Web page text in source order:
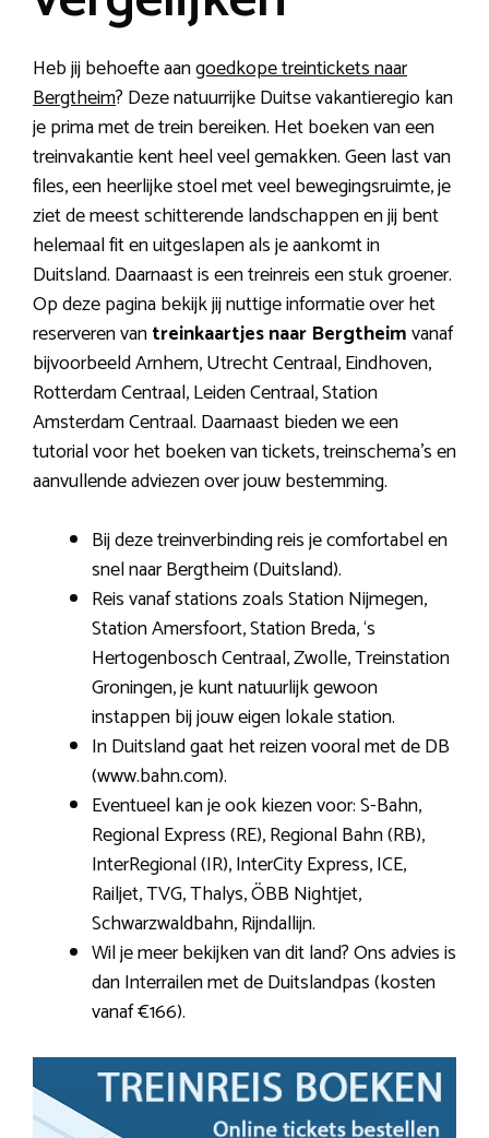
Heb jij behoefte aangoedkope treintickets naar
Bergtheim? Deze natuurrijke Duitse vakantieregio kan
je prima met de trein bereiken. Het boeken van een
treinvakantie kent heel veel gemakken. Geen last van
files, een heerlijke stoel met veel bewegingsruimte, je
ziet de meest schitterende landschappen en jij bent
helemaal fit en uitgeslapen als je aankomt in
Duitsland. Daarnaast is een treinreis een stuk groener.
Op deze pagina bekijk jij nuttige informatie over het
reserveren vantreinkaartjes naar Bergtheimvanaf
bijvoorbeeld Arnhem, Utrecht Centraal, Eindhoven,
Rotterdam Centraal, Leiden Centraal, Station
Amsterdam Centraal. Daarnaast bieden we een
tutorial voor het boeken van tickets, treinschema’s en
aanvullende adviezen over jouw bestemming.
Bij deze treinverbinding reis je comfortabel en
snel naar Bergtheim (Duitsland).
Reis vanaf stations zoals Station Nijmegen,
Station Amersfoort, Station Breda, ‘s
Hertogenbosch Centraal, Zwolle, Treinstation
Groningen, je kunt natuurlijk gewoon
instappen bij jouw eigen lokale station.
In Duitsland gaat het reizen vooral met de DB
(www.bahn.com).
Eventueel kan je ook kiezen voor: S-Bahn,
Regional Express (RE), Regional Bahn (RB),
InterRegional (IR), InterCity Express, ICE,
Railjet, TVG, Thalys, ÖBB Nightjet,
Schwarzwaldbahn, Rijndallijn.
Wil je meer bekijken van dit land? Ons advies is
dan Interrailen met de Duitslandpas (kosten
vanaf €166).